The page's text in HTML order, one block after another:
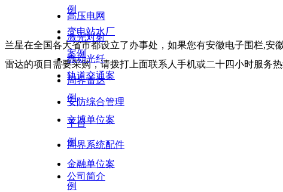
兰星在全国各大省市都设立了办事处，如果您有安徽电子围栏,
雷达的项目需要采购，请拨打上面联系人手机或二十四小时服务
例
变电站水厂
案例
轨道交通案
例
文博单位案
例
金融单位案
例
公司简介
高压电网
激光对射
振动光纤
周界雷达
安防综合管理
平台
周界系统配件